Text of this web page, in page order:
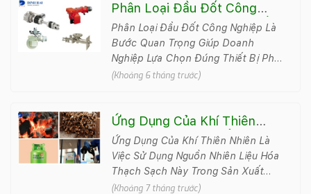
Phân Loại Đầu Đốt Công
Nghiệp: Nên Chọn Gas, Dầu
Hay Điện?
Phân Loại Đầu Đốt Công Nghiệp Là
Bước Quan Trọng Giúp Doanh
Nghiệp Lựa Chọn Đúng Thiết Bị Phù
Hợp Với Nhu Cầu Sử Dụng, Công
(Khoảng 6 tháng trước)
Ứng Dụng Của Khí Thiên
Nhiên | Vai Trò, Lợi Ích &
Thực Tiễn Hiện Nay
Ứng Dụng Của Khí Thiên Nhiên Là
Việc Sử Dụng Nguồn Nhiên Liệu Hóa
Thạch Sạch Này Trong Sản Xuất
Điện, Công Nghiệp, Sinh Hoạt, Giao
(Khoảng 7 tháng trước)